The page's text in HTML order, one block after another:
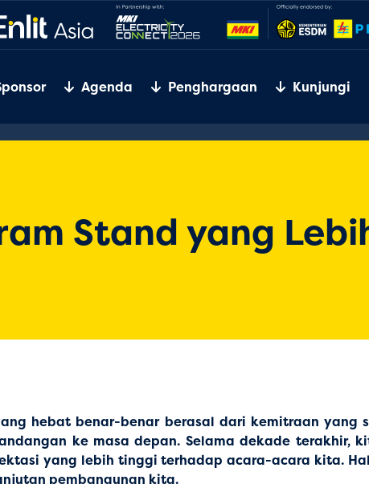
Agenda Penghargaan Kunjungi
Stand yang
hebat benar-benar berasal dari kemitraan yang
ke masa depan. Selama dekade terakhir,
yang lebih tinggi terhadap acara-acara kita.
pembangunan kita.